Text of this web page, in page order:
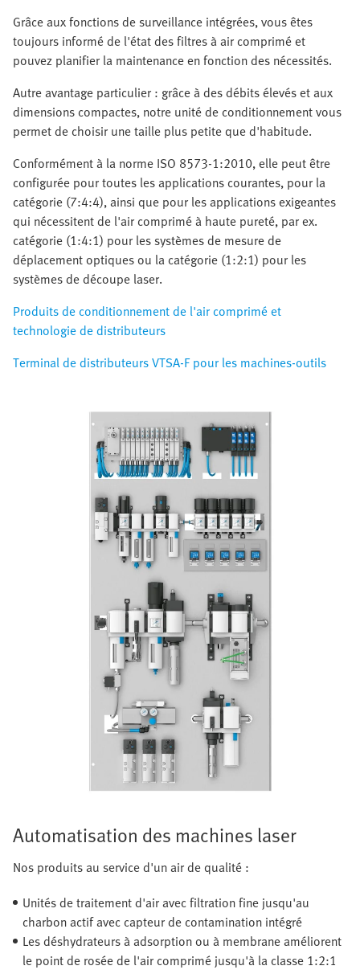
Grâce aux fonctions de surveillance intégrées, vous êtes
toujours informé de l'état des filtres à air comprimé et
pouvez planifier la maintenance en fonction des nécessités.
Autre avantage particulier : grâce à des débits élevés et aux
dimensions compactes, notre unité de conditionnement vous
permet de choisir une taille plus petite que d'habitude.
Conformément à la norme ISO 8573-1:2010, elle peut être
configurée pour toutes les applications courantes, pour la
catégorie (7:4:4), ainsi que pour les applications exigeantes
qui nécessitent de l'air comprimé à haute pureté, par ex.
catégorie (1:4:1) pour les systèmes de mesure de
déplacement optiques ou la catégorie (1:2:1) pour les
systèmes de découpe laser.
Produits de conditionnement de l'air comprimé et
technologie de distributeurs
Terminal de distributeurs VTSA-F pour les machines-outils
Automatisation des machines laser
Nos produits au service d'un air de qualité :
Unités de traitement d'air avec filtration fine jusqu'au
charbon actif avec capteur de contamination intégré
Les déshydrateurs à adsorption ou à membrane améliorent
le point de rosée de l'air comprimé jusqu'à la classe 1:2:1